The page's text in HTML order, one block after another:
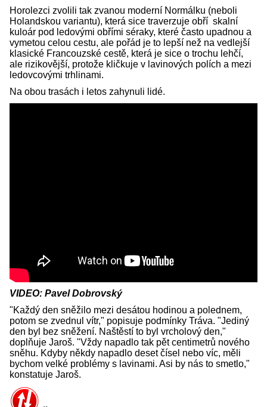
Horolezci zvolili tak zvanou moderní Normálku (neboli
Holandskou variantu), která sice traverzuje obří skalní
kuloár pod ledovými obřími séraky, které často upadnou a
vymetou celou cestu, ale pořád je to lepší než na vedlejší
klasické Francouzské cestě, která je sice o trochu lehčí,
ale rizikovější, protože kličkuje v lavinových polích a mezi
ledovcovými trhlinami.
Na obou trasách i letos zahynuli lidé.
VIDEO: Pavel Dobrovský
"Každý den sněžilo mezi desátou hodinou a polednem,
potom se zvednul vítr," popisuje podmínky Tráva. "Jediný
den byl bez sněžení. Naštěstí to byl vrcholový den,"
doplňuje Jaroš. "Vždy napadlo tak pět centimetrů nového
sněhu. Kdyby někdy napadlo deset čísel nebo víc, měli
bychom velké problémy s lavinami. Asi by nás to smetlo,"
konstatuje Jaroš.